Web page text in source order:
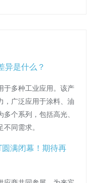
异是什么？
于多种工业应用。该产
，广泛应用于涂料、油
个系列，包括高光、
同需求。
圆满闭幕！期待再